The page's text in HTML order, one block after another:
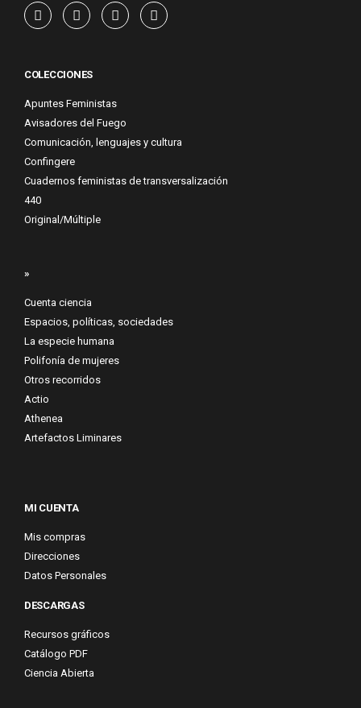
COLECCIONES
Apuntes Feministas
Avisadores del Fuego
Comunicación, lenguajes y cultura
Confingere
Cuadernos feministas de transversalización
440
Original/Múltiple
»
Cuenta ciencia
Espacios, políticas, sociedades
La especie humana
Polifonía de mujeres
Otros recorridos
Actio
Athenea
Artefactos Liminares
MI CUENTA
Mis compras
Direcciones
Datos Personales
DESCARGAS
Recursos gráficos
Catálogo PDF
Ciencia Abierta